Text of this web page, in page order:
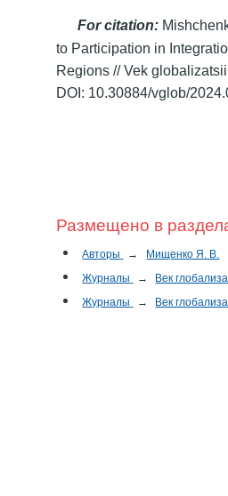
For citation:
to Participation in
Regions // Vek
DOI: 10.30884/vglob/
Размещено в
Авторы →
Мищенко Я. В.
Журналы
→
Век
Журналы
→ Век